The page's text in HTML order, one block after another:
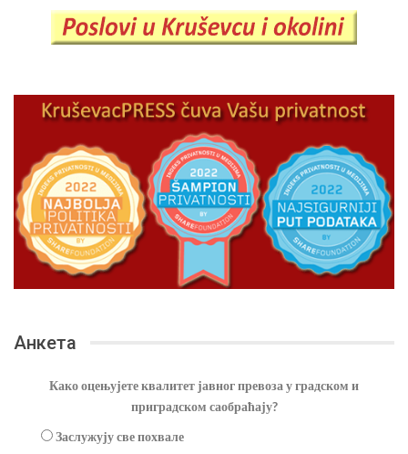
Анкета
Како оцењујете квалитет јавног превоза у градском и
приградском саобраћају?
Заслужују све похвале